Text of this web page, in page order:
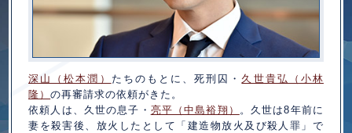
深山（松本潤） たちのもとに、死刑囚・ 久世貴弘（小林
隆）の再審請求の依頼がきた。
依頼人は、久世の息子・ 亮平（中島裕翔） 。久世は8年前に
妻を殺害後、放火したとして「建造物放火及び殺人罪」で